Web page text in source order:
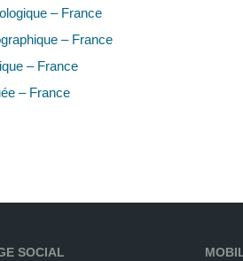
– France
– France
– France
– France
SOCIAL